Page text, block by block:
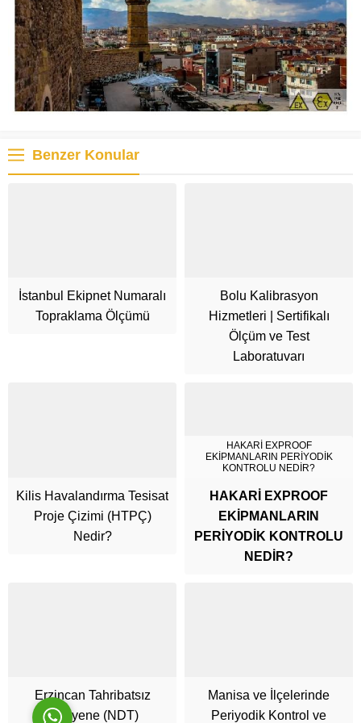
Benzer Konular
İstanbul Ekipnet Numaralı
Topraklama Ölçümü
Bolu Kalibrasyon
Hizmetleri | Sertifikalı
Ölçüm ve Test
Laboratuvarı
Kilis Havalandırma Tesisat
Proje Çizimi (HTPÇ)
Nedir?
HAKARİ EXPROOF
EKİPMANLARIN PERİYODİK
KONTROLU NEDİR?
HAKARİ EXPROOF
EKİPMANLARIN
PERİYODİK KONTROLU
NEDİR?
Erzincan Tahribatsız
Muayene (NDT)
Manisa ve İlçelerinde
Periyodik Kontrol ve
Cüneyt Bey